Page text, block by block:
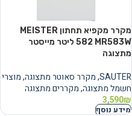
מקרר ‏מקפיא תחתון MEISTER
MR583W ‏582 ‏ליטר מייסטר
מתצוגה
SAUTER
,מקרר סאוטר מתצוגה,מוצרי
חשמל מתצוגה,מקררים מתצוגה
3,590₪
מידע נוסף